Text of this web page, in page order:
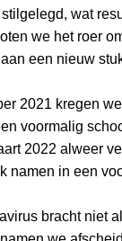
stilgelegd, wat
we het roer
een nieuw
2021 kregen
voormalig
2022 alweer
namen in een
bracht niet